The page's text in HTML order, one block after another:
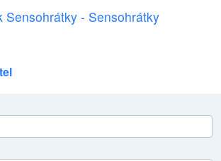
Sensohrátky - Sensohrátky